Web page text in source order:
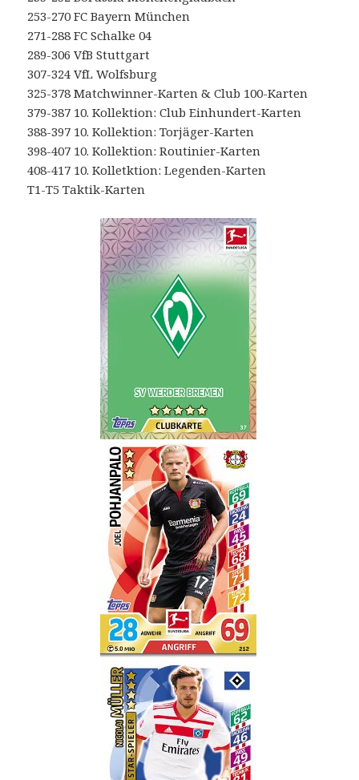
253-270 FC Bayern München
271-288 FC Schalke 04
289-306 VfB Stuttgart
307-324 VfL Wolfsburg
325-378 Matchwinner-Karten & Club 100-Karten
379-387 10. Kollektion: Club Einhundert-Karten
388-397 10. Kollektion: Torjäger-Karten
398-407 10. Kollektion: Routinier-Karten
408-417 10. Kolletktion: Legenden-Karten
T1-T5 Taktik-Karten